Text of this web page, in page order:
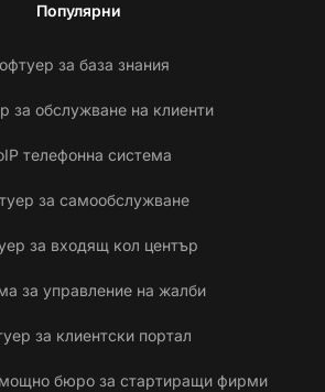
Популярни
за база знания
за обслужване на клиенти
телефонна система
за самообслужване
за входящ кол център
за управление на жалби
за клиентски портал
бюро за стартиращи фирми